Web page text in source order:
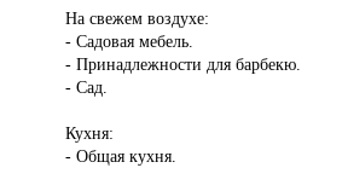
На свежем воздухе:
- Садовая мебель.
- Принадлежности для барбекю.
- Сад.
Кухня:
- Общая кухня.